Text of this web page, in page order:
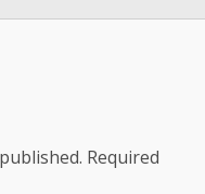
Required